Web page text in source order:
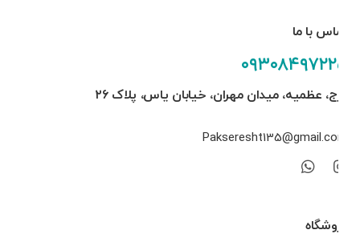
تماس با ما
۰۹۳۰۸۴۹۷۲۲۵
کرج، عظمیه، میدان مهران، خیابان یاس، پلاک ۲۶
Pakseresht135@gmail.com
فروشگاه